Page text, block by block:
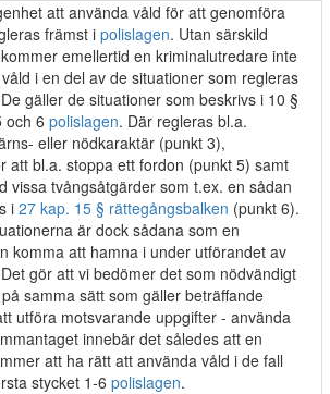
att använda våld för att genomföra
främst i polislagen. Utan särskild
emellertid en kriminalutredare inte
i en del av de situationer som regleras
gäller de situationer som beskrivs i 10 §
och 6 polislagen. Där regleras bl.a.
eller nödkaraktär (punkt 3),
att bl.a. stoppa ett fordon (punkt 5) samt
vissa tvångsåtgärder som t.ex. en sådan
i 27 kap. 15 § rättegångsbalken (punkt 6).
är dock sådana som en
komma att hamna i under utförandet av
gör att vi bedömer det som nödvändigt
samma sätt som gäller beträffande
utföra motsvarande uppgifter - använda
innebär det således att en
att ha rätt att använda våld i de fall
stycket 1-6 polislagen.